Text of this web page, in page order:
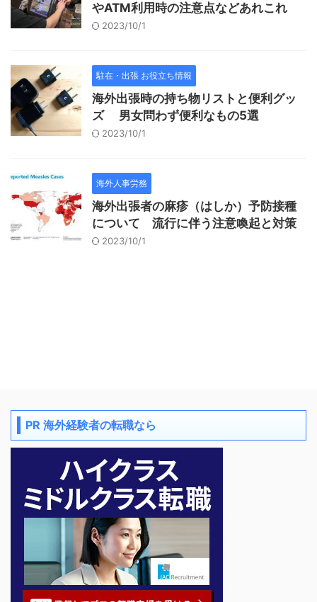
やATM利用時の注意点などあれこれ
2023/10/1
駐在・出張 お役立ち情報
海外出張時の持ち物リストと便利グッ
ズ 男女問わず便利なもの5選
2023/10/1
海外人事労務
海外出張者の麻疹（はしか）予防接種
について 流行に伴う注意喚起と対策
2023/10/1
PR 海外経験者の転職なら